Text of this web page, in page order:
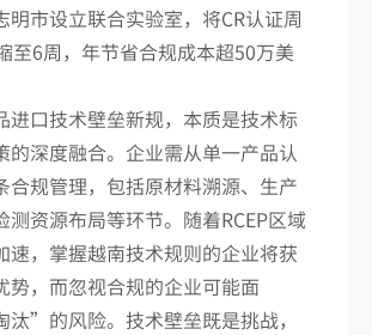
明市设立联合实验室，将CR认证周
至6周，年节省合规成本超50万美
进口技术壁垒新规，本质是技术标
的深度融合。企业需从单一产品认
合规管理，包括原材料溯源、生产
测资源布局等环节。随着RCEP区域
速，掌握越南技术规则的企业将获
势，而忽视合规的企业可能面
”的风险。技术壁垒既是挑战，